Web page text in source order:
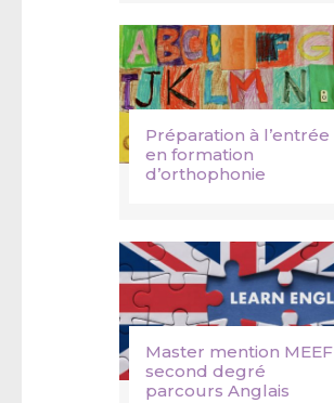
Préparation à l’entrée
en formation
d’orthophonie
Master mention MEEF
second degré
parcours Anglais